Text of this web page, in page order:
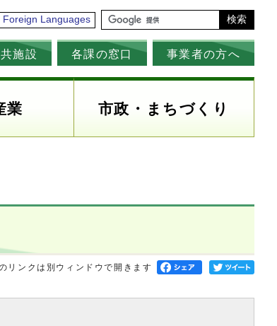
Foreign Languages 検索
施設 各課の窓口 事業者の方へ
業 市政・まちづくり
リンクは別ウィンドウで開きます